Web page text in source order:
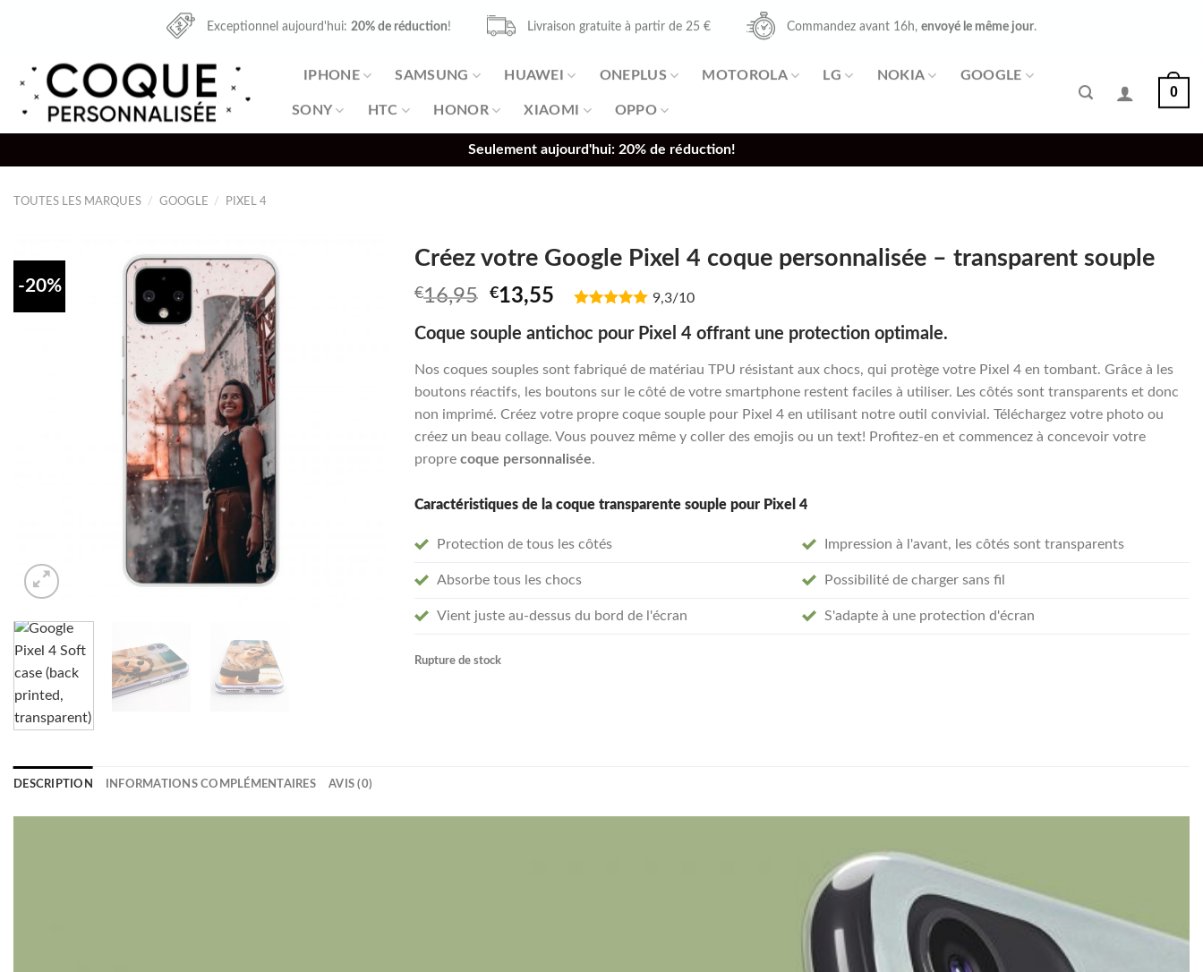
Exceptionnel aujourd'hui:20% de réduction! Livraison gratuite à partir de 25 € Commandez avant 16h, envoyé le même jour.
IPHONE SAMSUNG HUAWEI ONEPLUS MOTOROLA LG NOKIA GOOGLE
SONY HTC HONOR XIAOMI OPPO
0
Seulement aujourd'hui: 20% de réduction!
TOUTES LES MARQUES / GOOGLE / PIXEL 4
-20%
Créez votre Google Pixel 4 coque personnalisée – transparent souple
€16,95 Original
was:
€16,95.
€13,55 Current
is:
€13,55.
9,3/10
Coque souple antichoc pour Pixel 4 offrant une protection optimale.
Nos coques souples sont fabriqué de matériau TPU résistant aux chocs, qui protège votre Pixel 4 en tombant. Grâce à les
boutons réactifs, les boutons sur le côté de votre smartphone restent faciles à utiliser. Les côtés sont transparents et donc
non imprimé. Créez votre propre coque souple pour Pixel 4 en utilisant notre outil convivial. Téléchargez votre photo ou
créez un beau collage. Vous pouvez même y coller des emojis ou un text! Profitez-en et commencez à concevoir votre
propre coque personnalisée.
Caractéristiques de la coque transparente souple pour Pixel 4
Protection de tous les côtés
Absorbe tous les chocs
Vient juste au-dessus du bord de l'écran
Impression à l'avant, les côtés sont transparents
Possibilité de charger sans fil
S'adapte à une protection d'écran
Rupture de stock
DESCRIPTION INFORMATIONS COMPLÉMENTAIRES AVIS (0)